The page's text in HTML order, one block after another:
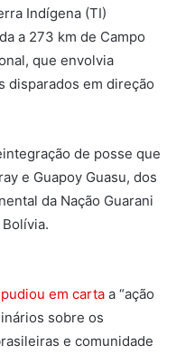
Indígena (TI)
a 273 km de Campo
que envolvia
disparados em direção
de posse que
e Guapoy Guasu, dos
da Nação Guarani
em carta a “ação
sobre os
e comunidade